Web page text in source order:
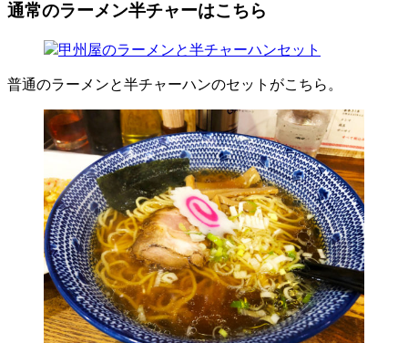
通常のラーメン半チャーはこちら
普通のラーメンと半チャーハンのセットがこちら。